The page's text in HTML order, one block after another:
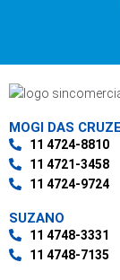
MOGI DAS
11 4724-8810
11 4721-3458
11 4724-9724
SUZANO
11 4748-3331
11 4748-7135